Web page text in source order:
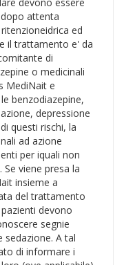
attenta
ed
il trattamento e' da
di
o medicinali
MediNait e
benzodiazepine,
depressione
questi rischi, la
ad azione
per iquali non
viene presa la
insieme a
del trattamento
devono
segnie
sedazione. A tal
di informare i